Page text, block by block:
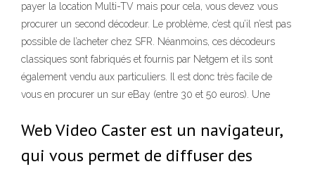
payer la location Multi-TV mais pour cela, vous devez vous
procurer un second décodeur. Le problème, c’est qu’il n’est pas
possible de l’acheter chez SFR. Néanmoins, ces décodeurs
classiques sont fabriqués et fournis par Netgem et ils sont
également vendu aux particuliers. Il est donc très facile de
vous en procurer un sur eBay (entre 30 et 50 euros). Une
Web Video Caster est un navigateur,
qui vous permet de diffuser des